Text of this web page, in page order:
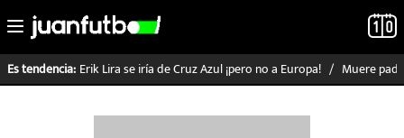
Es tendencia: Erik Lira se iría de Cruz Azul ¡pero no a Europa! Muere